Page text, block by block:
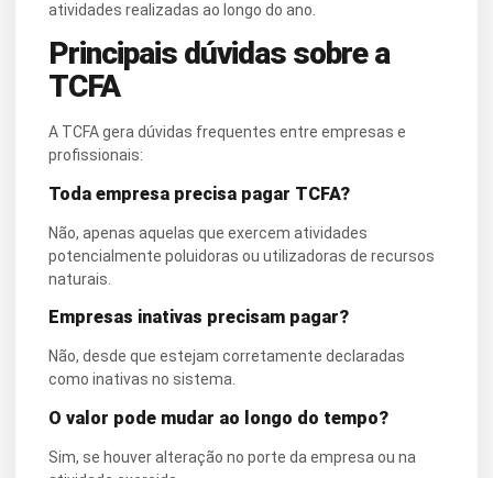
atividades realizadas ao longo do ano.
Principais dúvidas sobre a
TCFA
A TCFA gera dúvidas frequentes entre empresas e
profissionais:
Toda empresa precisa pagar TCFA?
Não, apenas aquelas que exercem atividades
potencialmente poluidoras ou utilizadoras de recursos
naturais.
Empresas inativas precisam pagar?
Não, desde que estejam corretamente declaradas
como inativas no sistema.
O valor pode mudar ao longo do tempo?
Sim, se houver alteração no porte da empresa ou na